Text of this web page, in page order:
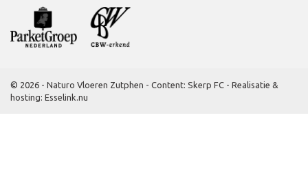
© 2026 - Naturo Vloeren Zutphen - Content: Skerp FC - Realisatie &
hosting: Esselink.nu